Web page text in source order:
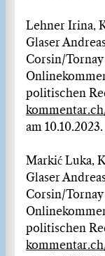
Lehner Irina,
Glaser
Corsin/Tornay
politischen
am 10.10.2023.
Markić Luka,
Glaser
Corsin/Tornay
politischen